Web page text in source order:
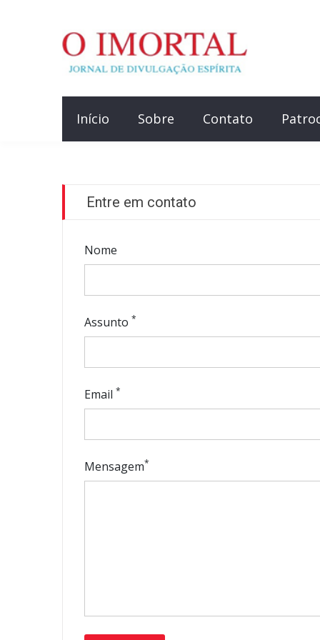
Início Sobre Contato
Entre em contato
Nome
Assunto *
Email *
Mensagem*